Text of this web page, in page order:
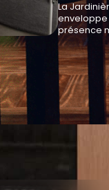
La
enveloppe
présence